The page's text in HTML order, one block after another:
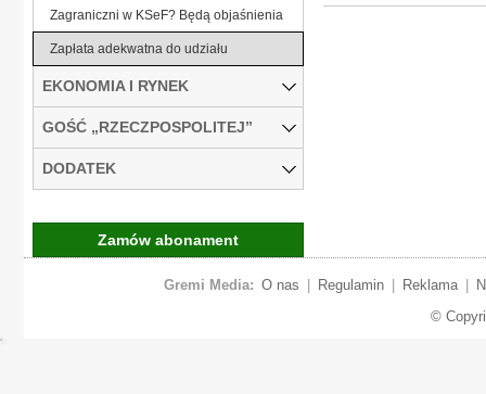
Zagraniczni w KSeF? Będą objaśnienia
Zapłata adekwatna do udziału
EKONOMIA I RYNEK
GOŚĆ „RZECZPOSPOLITEJ”
DODATEK
Zamów abonament
Gremi Media: O nas Regulamin Reklama
©